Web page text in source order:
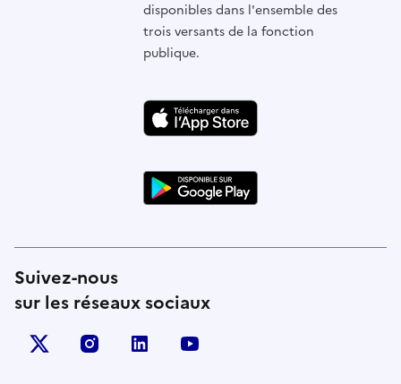
disponibles dans l'ensemble des
trois versants de la fonction
publique.
Suivez-nous
sur les réseaux sociaux
X (anciennement Twitter)
instagramlinkedin